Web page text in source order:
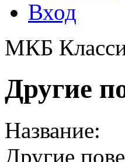
Вход
МКБ
Другие
Название:
Другие